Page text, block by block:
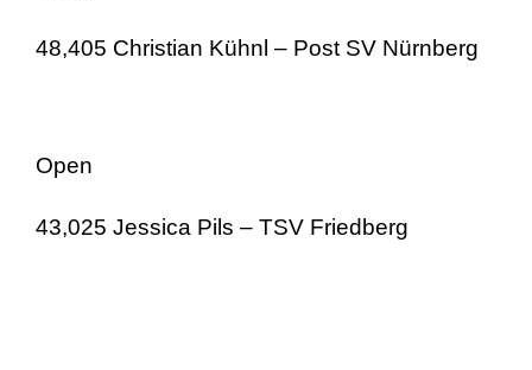
48,405 Christian Kühnl – Post SV Nürnberg
Open
43,025 Jessica Pils – TSV Friedberg